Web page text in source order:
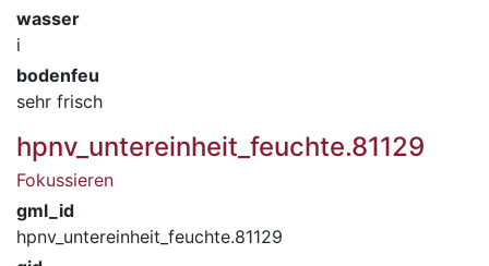
wasser
i
bodenfeu
sehr frisch
hpnv_untereinheit_feuchte.81129
Fokussieren
gml_id
hpnv_untereinheit_feuchte.81129